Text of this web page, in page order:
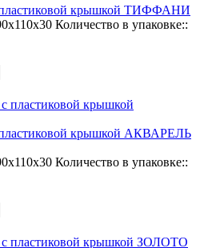
пластиковой крышкой ТИФФАНИ
Количество в упаковке::
пластиковой крышкой АКВАРЕЛЬ
Количество в упаковке::